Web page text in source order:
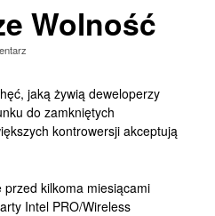
Wolność
jaką żywią deweloperzy
do zamkniętych
kontrowersji akceptują
kilkoma miesiącami
Intel PRO/Wireless